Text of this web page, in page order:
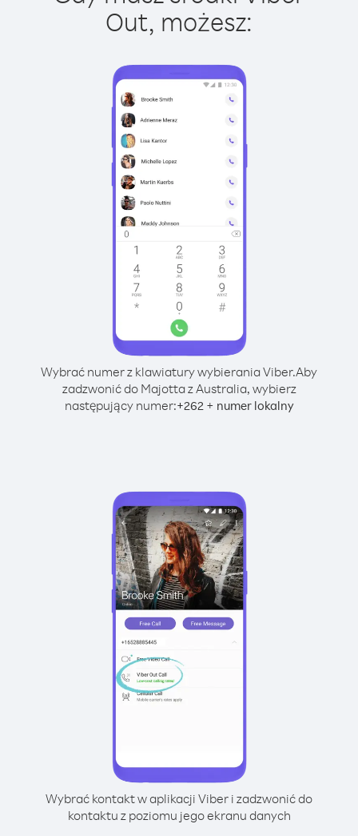
Out, możesz:
Wybrać numer z klawiatury wybierania Viber.Aby
zadzwonić do Majotta z Australia, wybierz
następujący numer:+262+ numer lokalny
Wybrać kontakt w aplikacji Viber i zadzwonić do
kontaktu z poziomu jego ekranu danych